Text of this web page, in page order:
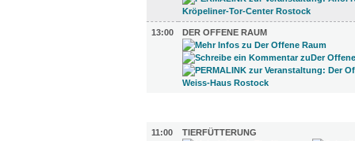
13:00 DER OFFENE RAUM
11:00
TIERFÜTTERUNG